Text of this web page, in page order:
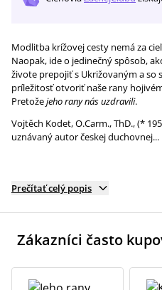
Modlitba krížovej cesty nemá za
Naopak, ide o jedinečný spôsob,
živote prepojiť s Ukrižovaným a so
príležitosť otvoriť naše rany
Pretožejeho rany nás uzdravili.
Vojtěch Kodet, O.Carm., ThD., (*
uznávaný autor českej duchovnej...
Prečítať celý popis
Zákazníci často